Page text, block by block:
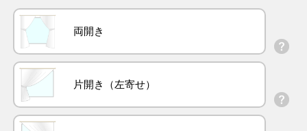
両開き
片開き（左寄せ）